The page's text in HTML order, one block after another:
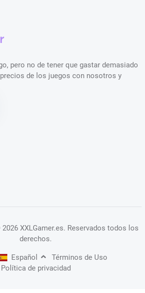
pero no de tener que gastar demasiado
de los juegos con nosotros y
XXLGamer.es. Reservados todos los
derechos.
Español
Términos de Uso
Política de privacidad